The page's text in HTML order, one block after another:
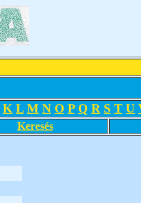
K L M N O P Q R S T U
Keresés